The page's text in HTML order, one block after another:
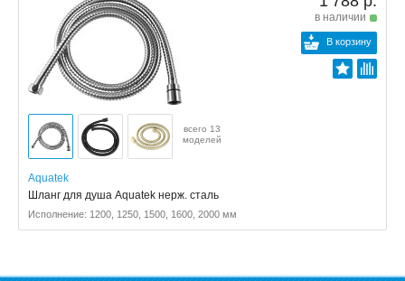
в наличии
В корзину
всего 13
моделей
Aquatek
Шланг для душа Aquatek нерж. сталь
Исполнение: 1200, 1250, 1500, 1600, 2000 мм